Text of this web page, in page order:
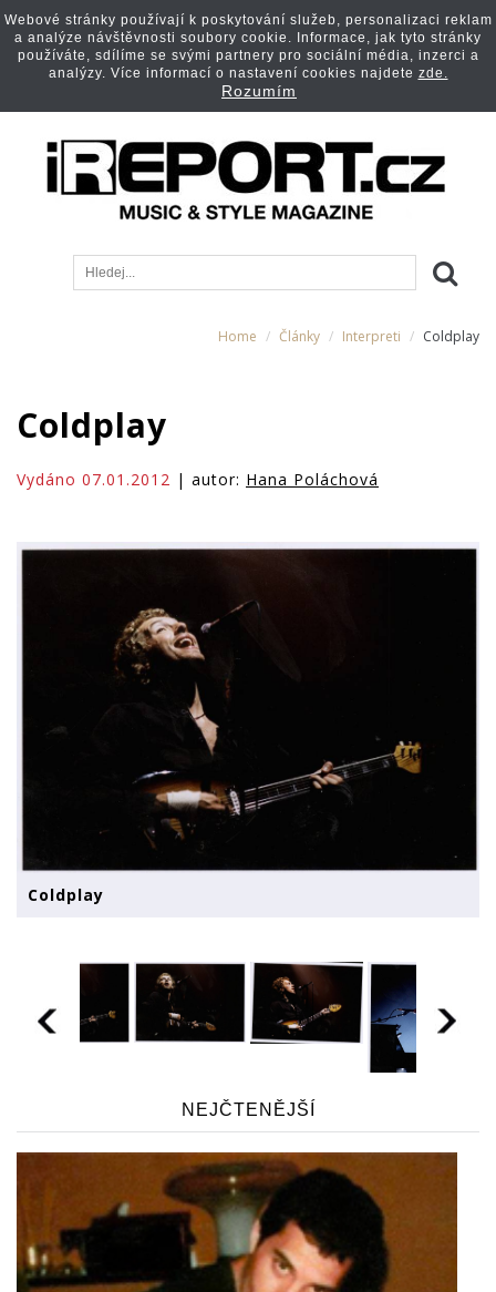
Home Články Interpreti Coldplay
Coldplay
Vydáno 07.01.2012 | autor: Hana Poláchová
Coldplay
NEJČTENĚJŠÍ
Webové stránky používají k poskytování služeb, personalizaci reklam
a analýze návštěvnosti soubory cookie. Informace, jak tyto stránky
používáte, sdílíme se svými partnery pro sociální média, inzerci a
analýzy. Více informací o nastavení cookies najdete zde.
Rozumím